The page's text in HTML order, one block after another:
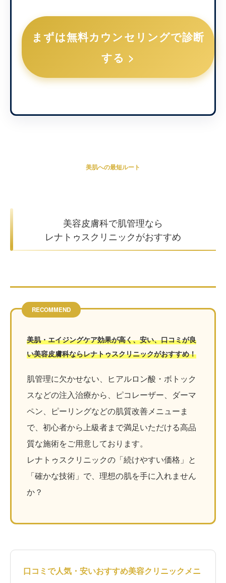
まずは無料カウンセリングで診断
する >
美肌への最短ルート
美容皮膚科で肌管理なら
レナトゥスクリニックがおすすめ
RECOMMEND
美肌・エイジングケア効果が高く、安い、口コミが良
い美容皮膚科ならレナトゥスクリニックがおすすめ！
肌管理に欠かせない、ヒアルロン酸・ボトック
スなどの注入治療から、ピコレーザー、ダーマ
ペン、ピーリングなどの肌質改善メニューま
で、初心者から上級者まで満足いただける高品
質な施術をご用意しております。
レナトゥスクリニックの「続けやすい価格」と
「確かな技術」で、理想の肌を手に入れません
か？
口コミで人気・安いおすすめ美容クリニックメニ